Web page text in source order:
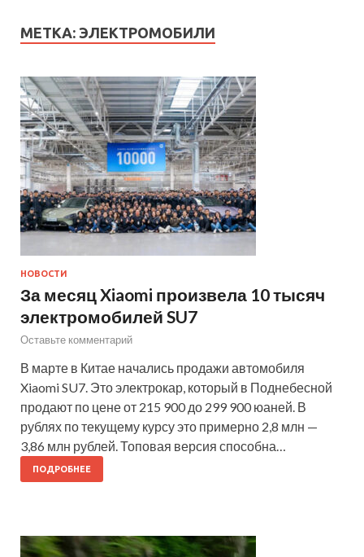
МЕТКА: ЭЛЕКТРОМОБИЛИ
НОВОСТИ
За месяц Xiaomi произвела 10 тысяч
электромобилей SU7
Оставьте комментарий
В марте в Китае начались продажи автомобиля
Xiaomi SU7. Это электрокар, который в Поднебесной
продают по цене от 215 900 до 299 900 юаней. В
рублях по текущему курсу это примерно 2,8 млн —
3,86 млн рублей. Топовая версия способна…
ПОДРОБНЕЕ